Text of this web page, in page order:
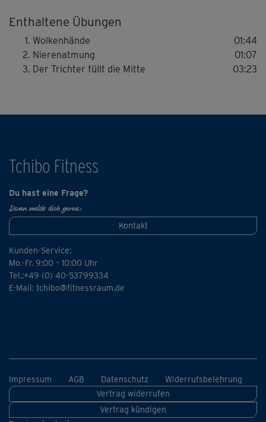
Die "Wolkenhände" fördern die Koordinationsfähigkeit
und helfen die Konzentration zu verbessern. Durch die
drehenden Hüftbewegungen werden die inneren Organe
Enthaltene Übungen
Wolkenhände
01:44
Nierenatmung
01:07
Der Trichter füllt die Mitte
03:23
Tchibo Fitness
Du hast eine Frage?
Dann melde dich gerne:
Kontakt
Kunden-Service:
Mo.-Fr. 9:00 – 10:00 Uhr
Tel.:+49 (0) 40-53799334
E-Mail: tchibo@fitnessraum.de
Impressum AGB Datenschutz
Widerrufsbelehrung
Vertrag widerrufen
Vertrag kündigen